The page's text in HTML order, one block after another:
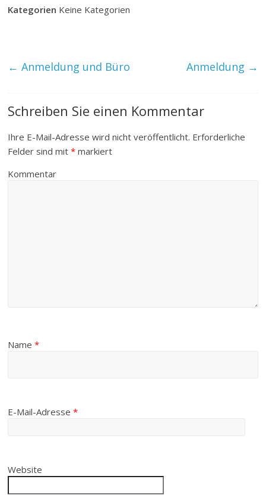
Kategorien Keine Kategorien
← Anmeldung und Büro Anmeldung →
Schreiben Sie einen Kommentar
Ihre E-Mail-Adresse wird nicht veröffentlicht. Erforderliche
Felder sind mit* markiert
Kommentar
Name*
E-Mail-Adresse*
Website